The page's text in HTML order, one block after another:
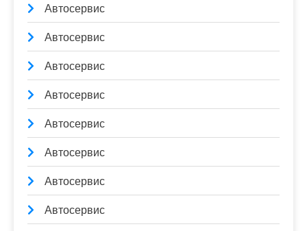
Автосервис
Автосервис
Автосервис
Автосервис
Автосервис
Автосервис
Автосервис
Автосервис